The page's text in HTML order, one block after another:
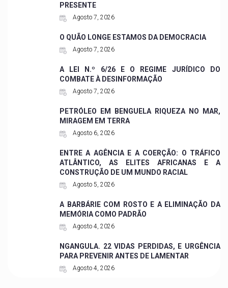
PRESENTE
Agosto 7, 2026
O QUÃO LONGE ESTAMOS DA DEMOCRACIA
Agosto 7, 2026
A LEI N.º 6/26 E O REGIME JURÍDICO DO
COMBATE À DESINFORMAÇÃO
Agosto 7, 2026
PETRÓLEO EM BENGUELA RIQUEZA NO MAR,
MIRAGEM EM TERRA
Agosto 6, 2026
ENTRE A AGÊNCIA E A COERÇÃO: O TRÁFICO
ATLÂNTICO, AS ELITES AFRICANAS E A
CONSTRUÇÃO DE UM MUNDO RACIAL
Agosto 5, 2026
A BARBÁRIE COM ROSTO E A ELIMINAÇÃO DA
MEMÓRIA COMO PADRÃO
Agosto 4, 2026
NGANGULA. 22 VIDAS PERDIDAS, E URGÊNCIA
PARA PREVENIR ANTES DE LAMENTAR
Agosto 4, 2026